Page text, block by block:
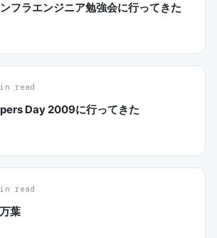
フラエンジニア勉強会に行ってきた
read
Day 2009に行ってきた
read
葉